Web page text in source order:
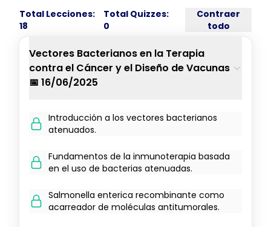
Total Lecciones:
18
Total Quizzes:
0
Contraer
todo
Vectores Bacterianos en la Terapia
contra el Cáncer y el Diseño de Vacunas
📅 16/06/2025
Introducción a los vectores bacterianos
atenuados.
Fundamentos de la inmunoterapia basada
en el uso de bacterias atenuadas.
Salmonella enterica recombinante como
acarreador de moléculas antitumorales.